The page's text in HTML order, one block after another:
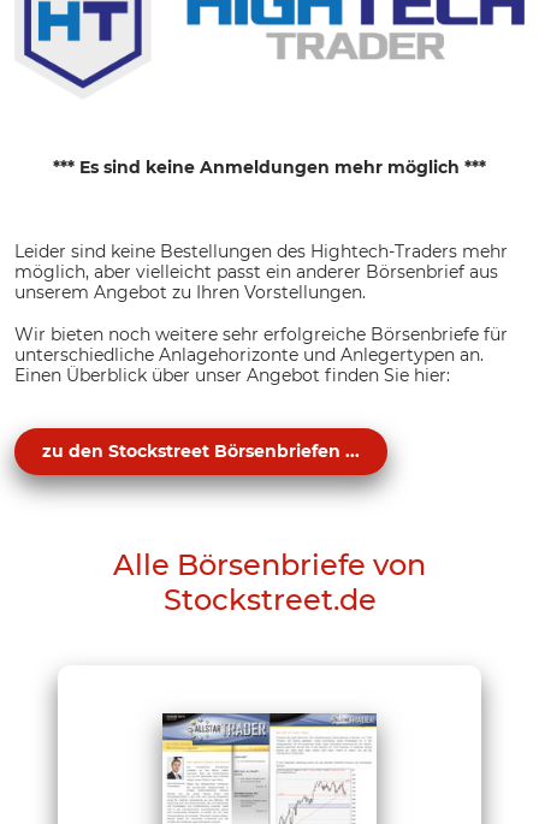
*** Es sind keine Anmeldungen mehr möglich ***
Leider sind keine Bestellungen des Hightech-Traders mehr
möglich, aber vielleicht passt ein anderer Börsenbrief aus
unserem Angebot zu Ihren Vorstellungen.
Wir bieten noch weitere sehr erfolgreiche Börsenbriefe für
unterschiedliche Anlagehorizonte und Anlegertypen an.
Einen Überblick über unser Angebot finden Sie hier:
zu den Stockstreet Börsenbriefen ...
Alle Börsenbriefe von
Stockstreet.de